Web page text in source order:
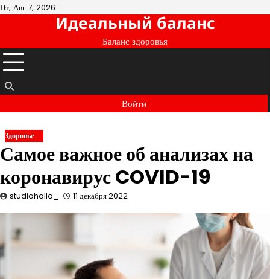
Перейти
Пт, Авг 7, 2026
Идеальный баланс
Баланс здоровья
Войти
Здоровье
Самое важное об анализах на
коронавирус COVID-19
studiohallo_ 11 декабря 2022